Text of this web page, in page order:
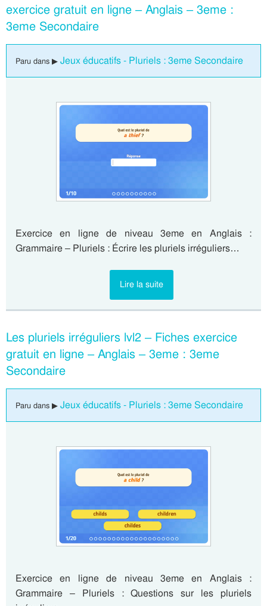
exercice gratuit en ligne – Anglais – 3eme :
3eme Secondaire
Paru dans ▶ Jeux éducatifs - Pluriels : 3eme Secondaire
Exercice en ligne de niveau 3eme en Anglais :
Grammaire – Pluriels : Écrire les pluriels irréguliers…
Lire la suite
Les pluriels irréguliers lvl2 – Fiches exercice
gratuit en ligne – Anglais – 3eme : 3eme
Secondaire
Paru dans ▶ Jeux éducatifs - Pluriels : 3eme Secondaire
Exercice en ligne de niveau 3eme en Anglais :
Grammaire – Pluriels : Questions sur les pluriels